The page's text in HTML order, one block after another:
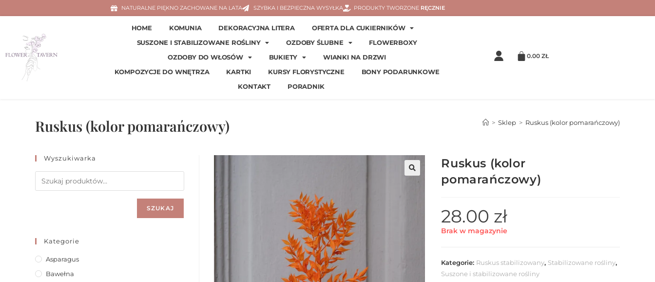
NATURALNE PIĘKNO ZACHOWANE NA LATA SZYBKA I BEZPIECZNA WYSYŁKA PRODUKTY TWORZONE RĘCZNIE
HOME KOMUNIA DEKORACYJNA LITERA
OFERTA DLA CUKIERNIKÓW
SUSZONE I STABILIZOWANE ROŚLINY
OZDOBY ŚLUBNE
FLOWERBOXY
OZDOBY DO WŁOSÓW
BUKIETY
WIANKI NA DRZWI
KOMPOZYCJE DO WNĘTRZA
KARTKI KURSY FLORYSTYCZNE
BONY PODARUNKOWE
KONTAKT
PORADNIK
0.00ZŁ
Ruskus (kolor pomarańczowy) > Sklep > Ruskus (kolor pomarańczowy)
Ruskus (kolor
pomarańczowy)
28.00 zł
Brak w magazynie
Kategorie: Ruskus stabilizowany, Stabilizowane rośliny,
Suszone i stabilizowane rośliny
Wyszukiwarka
SZUKAJ
Kategorie
Asparagus
Bawełna